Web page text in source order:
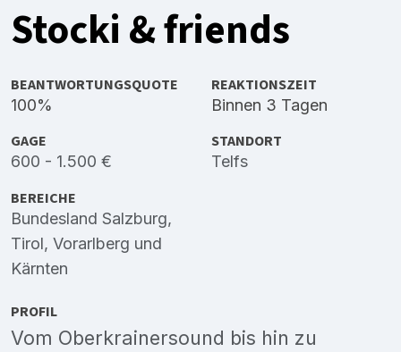
Stocki & friends
BEANTWORTUNGSQUOTE
100%
REAKTIONSZEIT
Binnen 3 Tagen
GAGE
600 - 1.500 €
STANDORT
Telfs
BEREICHE
Bundesland Salzburg,
Tirol, Vorarlberg und
Kärnten
PROFIL
Vom Oberkrainersound bis hin zu